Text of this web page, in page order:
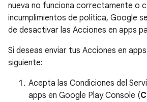
nueva no funciona correctamente o
incumplimientos de política, Google
de desactivar las Acciones en apps
Si deseas enviar tus Acciones en
siguiente:
Acepta las Condiciones del
apps en Google Play Console (